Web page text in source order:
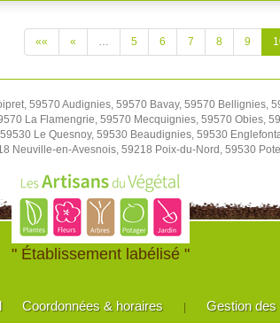
«« « … 5 6 7 8 9
59570 Audignies, 59570 Bavay, 59570 Bellignies,
La Flamengrie, 59570 Mecquignies, 59570 Obies,
Le Quesnoy, 59530 Beaudignies, 59530
Neuville-en-Avesnois, 59218 Poix-du-Nord, 59530
" Établissement labélisé "
Coordonnées & horaires Gestion des